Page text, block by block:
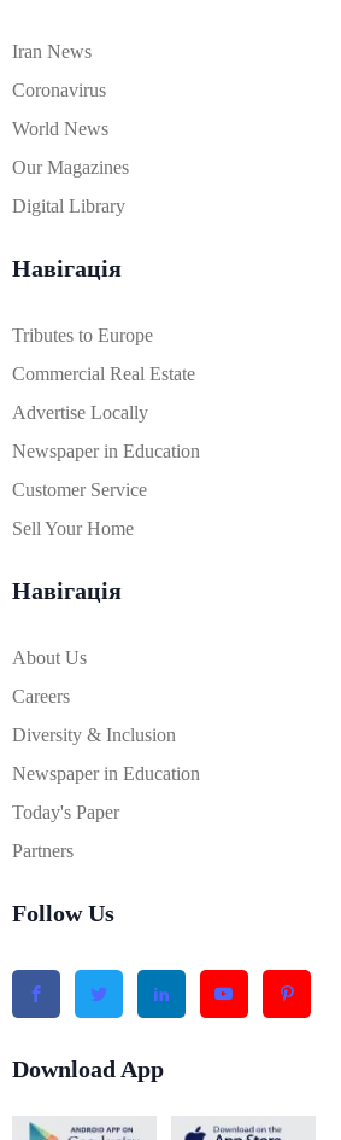
Iran News
Coronavirus
World News
Our Magazines
Digital Library
Навігація
Tributes to Europe
Commercial Real Estate
Advertise Locally
Newspaper in Education
Customer Service
Sell Your Home
Навігація
About Us
Careers
Diversity & Inclusion
Newspaper in Education
Today's Paper
Partners
Follow Us
Download App